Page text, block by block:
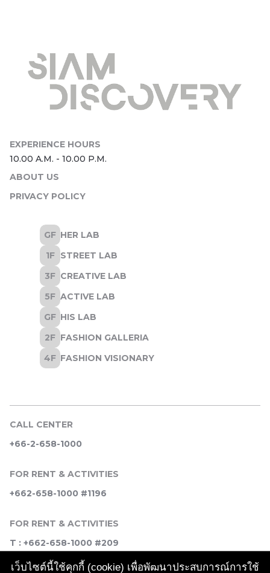
เว็บไซต์นี้ใช้คุกกี้ (cookie) เพื่อพัฒนาประสบการณ์การใช้
ABOUT US
PRIVACY POLICY
CALL CENTER
+66-2-658-1000
FOR RENT & ACTIVITIES
+662-658-1000 #1196
FOR RENT & ACTIVITIES
T : +662-658-1000 #209